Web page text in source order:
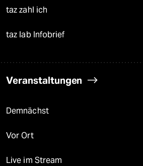
taz zahl ich
taz lab Infobrief
Veranstaltungen
Demnächst
Vor Ort
Live im Stream